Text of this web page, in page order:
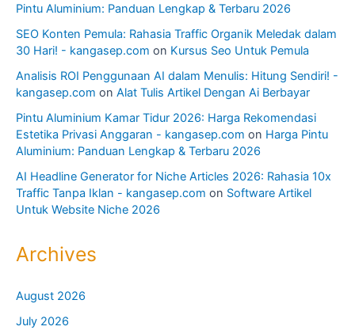
Pintu Aluminium: Panduan Lengkap & Terbaru 2026
SEO Konten Pemula: Rahasia Traffic Organik Meledak dalam
30 Hari! - kangasep.com on Kursus Seo Untuk Pemula
Analisis ROI Penggunaan AI dalam Menulis: Hitung Sendiri! -
kangasep.com on Alat Tulis Artikel Dengan Ai Berbayar
Pintu Aluminium Kamar Tidur 2026: Harga Rekomendasi
Estetika Privasi Anggaran - kangasep.com on Harga Pintu
Aluminium: Panduan Lengkap & Terbaru 2026
AI Headline Generator for Niche Articles 2026: Rahasia 10x
Traffic Tanpa Iklan - kangasep.com on Software Artikel
Untuk Website Niche 2026
Archives
August 2026
July 2026